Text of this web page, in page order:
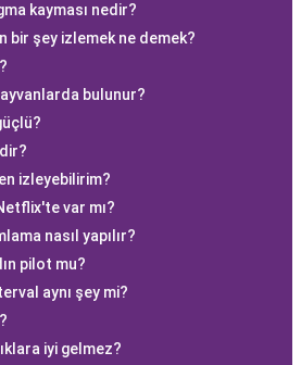
kayması nedir?
bir şey izlemek ne demek?
bulunur?
izleyebilirim?
var mı?
nasıl yapılır?
pilot mu?
aynı şey mi?
iyi gelmez?